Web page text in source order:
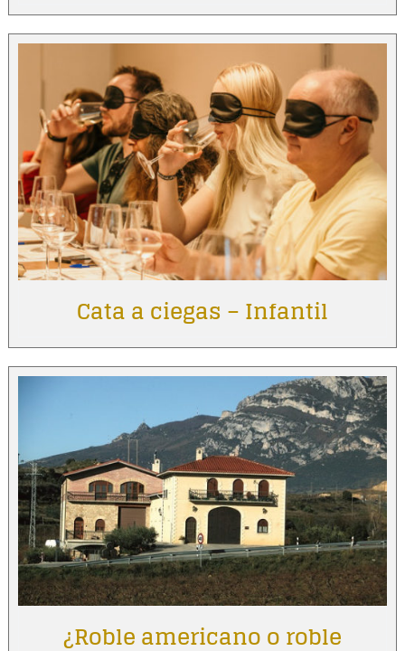
Cata a ciegas – Infantil
¿Roble americano o roble